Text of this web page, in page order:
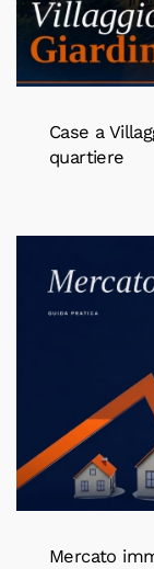
Case a
quartiere
Mercato